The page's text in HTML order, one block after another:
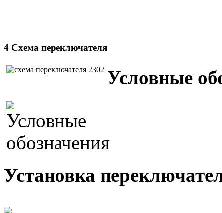
4 Схема переключателя
Условные
Установка